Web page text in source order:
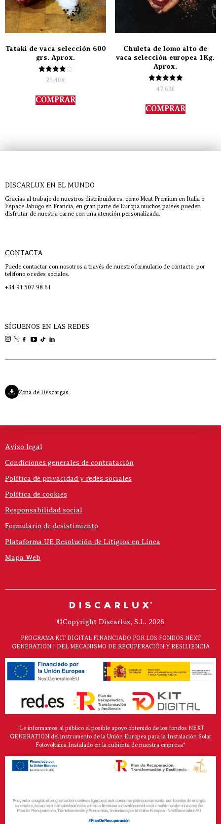
Tataki de vaca selección 600
grs. Aprox.
Valorado
con
de 5
26,40€
COMPRAR
Chuleta de lomo alto de
vaca selección europea 1Kg.
Aprox.
Valorado
con
de 5
47,63€
COMPRAR
DISCARLUX EN EL MUNDO
Gracias al trabajo de nuestros distribuidores, como Meat Premium en Italia o
Espace Jabugo en Francia, en gran parte de Europa muchos países pueden
disfrutar de nuestra carne con una atención personalizada.
CONTACTA
Puede contactar con nosotros a través de nuestro formulario de contacto, por
teléfono o redes sociales.
+34 91 507 98 61
SÍGUENOS EN LAS REDES
Zona de Descargas
Aviso legal
Condiciones generales de contratación
Política de privacidad y redes sociales
Política de cookies
Responsabilidad social
Formulario de desistimiento
Plataforma UE Resolución de Litigios en Línea
Mapa Web
©Copyright Discarlux, S.L. 2026
PROGRAMA KIT DIGITAL FINANCIADO POR LOS FONDOS NEXT
GENERATION | DEL MECANISMO DE RECUPERACIÓN Y RESILIENCIA
"Le informamos al público el posible apoyo obtenido de los fondos NEXT
GENERATION del instrumento de la Unión Europea para la Instalación Solar
Fotovoltaica Instalado en la cubierta de nuestra empresa*